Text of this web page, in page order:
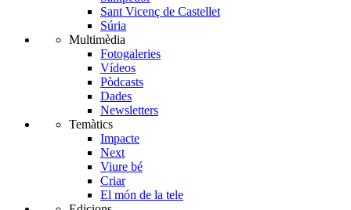
Sant Vicenç de Castellet
Súria
Multimèdia
Fotogaleries
Vídeos
Pòdcasts
Dades
Newsletters
Temàtics
Impacte
Next
Viure bé
Criar
El món de la tele